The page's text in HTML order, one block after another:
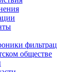
обществе